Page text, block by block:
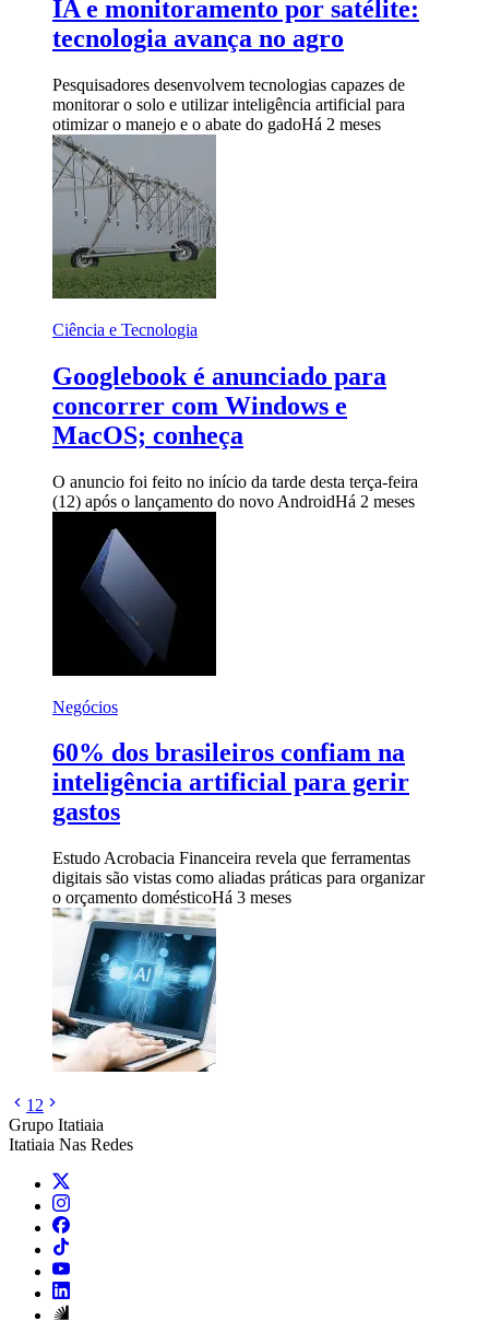
IA e monitoramento por satélite:
tecnologia avança no agro
Pesquisadores desenvolvem tecnologias capazes de
monitorar o solo e utilizar inteligência artificial para
otimizar o manejo e o abate do gadoHá 2 meses
Ciência e Tecnologia
Googlebook é anunciado para
concorrer com Windows e
MacOS; conheça
O anuncio foi feito no início da tarde desta terça-feira
(12) após o lançamento do novo AndroidHá 2 meses
Negócios
60% dos brasileiros confiam na
inteligência artificial para gerir
gastos
Estudo Acrobacia Financeira revela que ferramentas
digitais são vistas como aliadas práticas para organizar
o orçamento domésticoHá 3 meses
1 2
Grupo Itatiaia
Itatiaia Nas Redes